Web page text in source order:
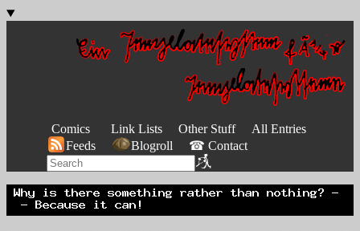
Comics Link Lists Other Stuff
All Entries
Feeds
Blogroll ☎ Contact